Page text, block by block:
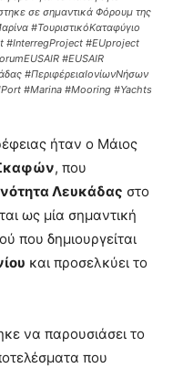
σε σημαντικά Φόρουμ της
#ΤουριστικόΚαταφύγιο
#InterregProject #EUproject
#EUSAIR
#ΠεριφέρειαΙονίωνΝήσων
#Marina #Mooring #Yachts
ήταν ο Μάιος
, που
Λευκάδας στο
ως μία σημαντική
που δημιουργείται
και προσελκύει το
να παρουσιάσει το
που